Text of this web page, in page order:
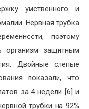
умственного и
Нервная трубка
поэтому
организм защитным
Двойные слепые
показали, что
за 4 недели [6] и
трубки на 92%